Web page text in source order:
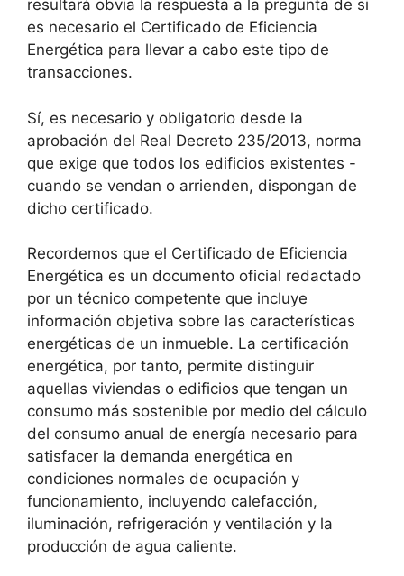
resultará obvia la respuesta a la pregunta de si
es necesario el Certificado de Eficiencia
Energética para llevar a cabo este tipo de
transacciones.
Sí, es necesario y obligatorio desde la
aprobación del Real Decreto 235/2013, norma
que exige que todos los edificios existentes -
cuando se vendan o arrienden, dispongan de
dicho certificado.
Recordemos que el Certificado de Eficiencia
Energética es un documento oficial redactado
por un técnico competente que incluye
información objetiva sobre las características
energéticas de un inmueble. La certificación
energética, por tanto, permite distinguir
aquellas viviendas o edificios que tengan un
consumo más sostenible por medio del cálculo
del consumo anual de energía necesario para
satisfacer la demanda energética en
condiciones normales de ocupación y
funcionamiento, incluyendo calefacción,
iluminación, refrigeración y ventilación y la
producción de agua caliente.